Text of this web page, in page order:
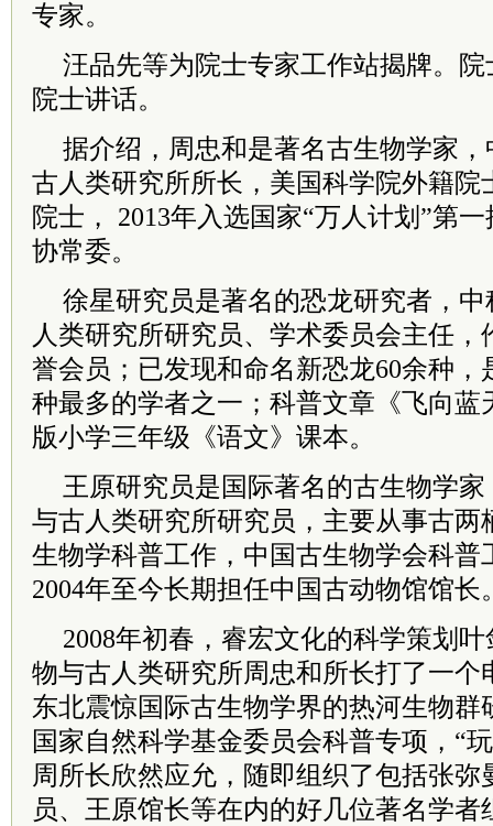
专家。
汪品先等为院士专家工作站揭牌。
院士讲话。
据介绍，周忠和是著名古生物学家
古人类研究所所长，美国科学院外籍院
院士， 2013年入选国家“万人计划”第
协常委。
徐星研究员是著名的恐龙研究者，
人类研究所研究员、学术委员会主任
誉会员；已发现和命名新恐龙60余种，
种最多的学者之一；科普文章《飞向蓝
版小学三年级《语文》课本。
王原研究员是国际著名的古生物学
与古人类研究所研究员，主要从事古两
生物学科普工作，中国古生物学会科普
2004年至今长期担任中国古动物馆馆长
2008年初春，睿宏文化的科学策划
物与古人类研究所周忠和所长打了一个
东北震惊国际古生物学界的热河生物群
国家自然科学基金委员会科普专项，“
周所长欣然应允，随即组织了包括张弥
员、王原馆长等在内的好几位著名学者